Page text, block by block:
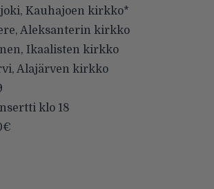
Kauhajoen kirkko*
Aleksanterin kirkko
Ikaalisten kirkko
Alajärven kirkko
klo 18